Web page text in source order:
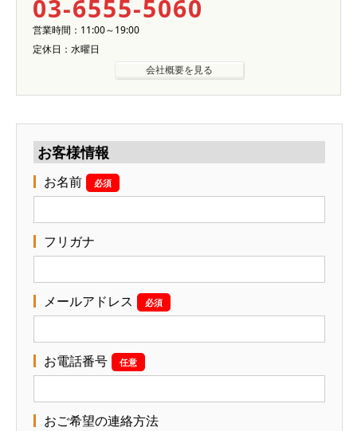
03-6555-5060
営業時間：11:00～19:00
定休日：水曜日
会社概要を見る
お客様情報
お名前 必須
フリガナ
メールアドレス 必須
お電話番号 任意
おご希望の連絡方法